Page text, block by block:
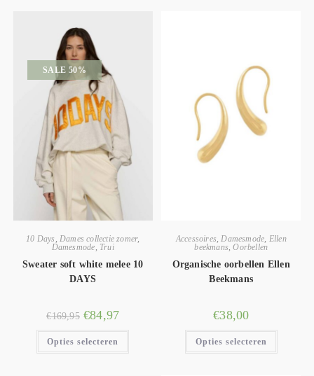
SALE 50%
10 Days Dames collectie zomer,
Damesmode Trui
Sweater soft white melee 10
DAYS
€169,95 €84,97
Opties selecteren
Accessoires Damesmode Ellen
beekmans ,Oorbellen
Organische oorbellen Ellen
Beekmans
€38,00
Opties selecteren